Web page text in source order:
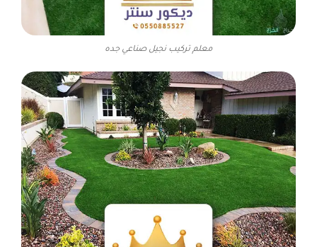
معلم تركيب نجيل صناعي جده